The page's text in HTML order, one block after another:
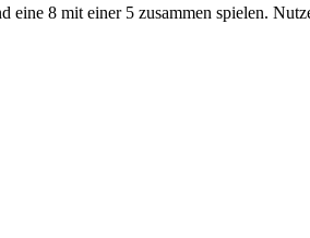
eine 8 mit einer 5 zusammen spielen.